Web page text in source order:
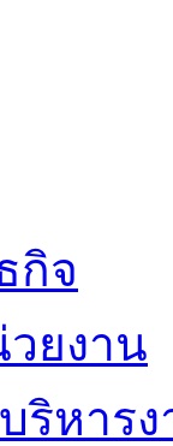
กิจ
ยงาน
ริหาร